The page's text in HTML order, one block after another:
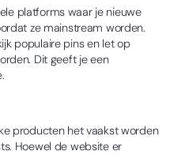
platforms waar je nieuwe
ze mainstream worden.
populaire pins en let op
Dit geeft je een
producten het vaakst worden
Hoewel de website er